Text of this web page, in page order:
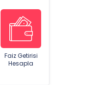
Faiz Getirisi
Hesapla